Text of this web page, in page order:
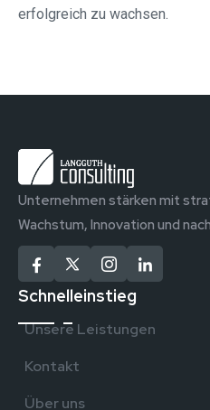
erfolgreich zu wachsen.
Unternehmen stärken mit
Wachstum, Innovation und
Schnelleinstieg
Unsere Leistungen
Kontakt
Über uns